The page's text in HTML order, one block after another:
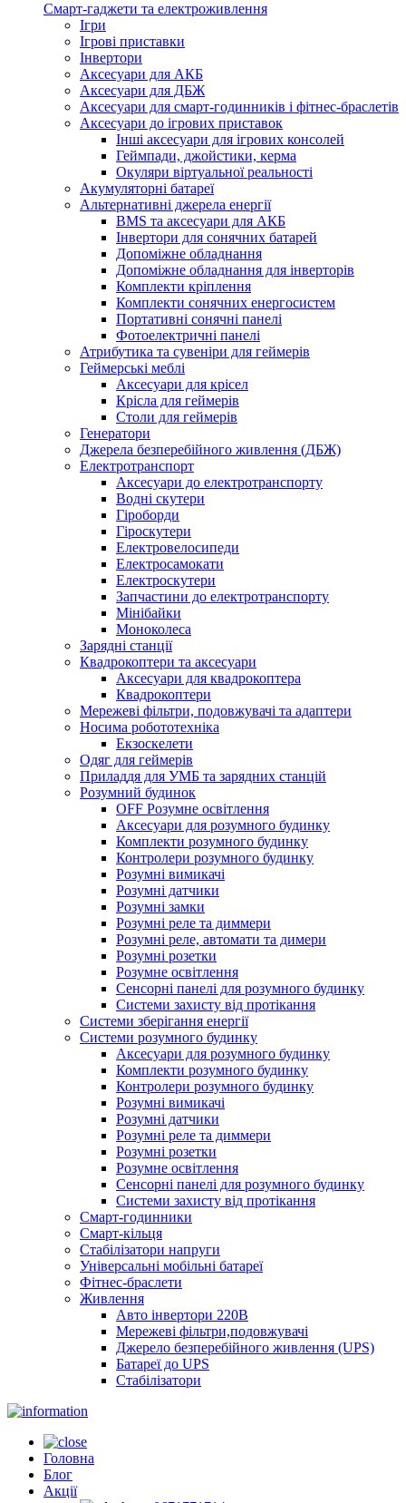
Смарт-гаджети та електроживлення
Ігри
Ігрові приставки
Інвертори
Аксесуари для АКБ
Аксесуари для ДБЖ
Аксесуари для смарт-годинників і фітнес-браслетів
Аксесуари до ігрових приставок
Інші аксесуари для ігрових консолей
Геймпади, джойстики, керма
Окуляри віртуальної реальності
Акумуляторні батареї
Альтернативні джерела енергії
BMS та аксесуари для АКБ
Інвертори для сонячних батарей
Допоміжне обладнання
Допоміжне обладнання для інверторів
Комплекти кріплення
Комплекти сонячних енергосистем
Портативні сонячні панелі
Фотоелектричні панелі
Атрибутика та сувеніри для геймерів
Геймерські меблі
Аксесуари для крісел
Крісла для геймерів
Столи для геймерів
Генератори
Джерела безперебійного живлення (ДБЖ)
Електротранспорт
Аксесуари до електротранспорту
Водні скутери
Гіроборди
Гіроскутери
Електровелосипеди
Електросамокати
Електроскутери
Запчастини до електротранспорту
Мінібайки
Моноколеса
Зарядні станції
Квадрокоптери та аксесуари
Аксесуари для квадрокоптера
Квадрокоптери
Мережеві фільтри, подовжувачі та адаптери
Носима робототехніка
Екзоскелети
Одяг для геймерів
Приладдя для УМБ та зарядних станцій
Розумний будинок
OFF Розумне освітлення
Аксесуари для розумного будинку
Комплекти розумного будинку
Контролери розумного будинку
Розумні вимикачі
Розумні датчики
Розумні замки
Розумні реле та диммери
Розумні реле, автомати та димери
Розумні розетки
Розумне освітлення
Сенсорні панелі для розумного будинку
Системи захисту від протікання
Системи зберігання енергії
Системи розумного будинку
Аксесуари для розумного будинку
Комплекти розумного будинку
Контролери розумного будинку
Розумні вимикачі
Розумні датчики
Розумні реле та диммери
Розумні розетки
Розумне освітлення
Сенсорні панелі для розумного будинку
Системи захисту від протікання
Смарт-годинники
Смарт-кільця
Стабілізатори напруги
Універсальні мобільні батареї
Фітнес-браслети
Живлення
Авто інвертори 220В
Мережеві фільтри,подовжувачі
Джерело безперебійного живлення (UPS)
Батареї до UPS
Стабілізатори
Головна
Блог
Акції